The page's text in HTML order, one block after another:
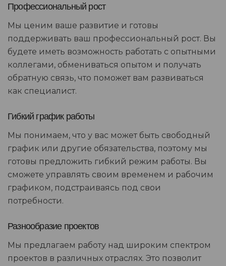
Профессиональный рост
Мы ценим ваше развитие и готовы
поддерживать ваш профессиональный рост. Вы
будете иметь возможность работать с опытными
коллегами, обмениваться опытом и получать
обратную связь, что поможет вам развиваться
как специалист.
Гибкий график работы
Мы понимаем, что у вас может быть свободный
график или другие обязательства, поэтому мы
готовы предложить гибкий режим работы. Вы
сможете управлять своим временем и рабочим
графиком, подстраиваясь под свои
потребности.
Разнообразие проектов
Мы предлагаем работу над широким спектром
проектов в различных отраслях. Это позволит